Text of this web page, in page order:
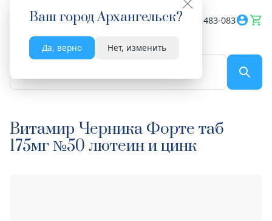
Ваш городАрхангельск?
Да, верно Нет, изменить
Весь сайт 8182 483-083
Витамир Черника Форте таб
175мг №50 лютеин и цинк